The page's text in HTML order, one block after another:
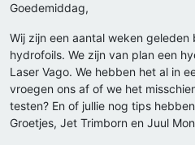
Goedemiddag,
Wij zijn een aantal weken geleden
hydrofoils. We zijn van plan een
Laser Vago. We hebben het al in
vroegen ons af of we het
testen? En of jullie nog tips
Groetjes, Jet Trimborn en Juul